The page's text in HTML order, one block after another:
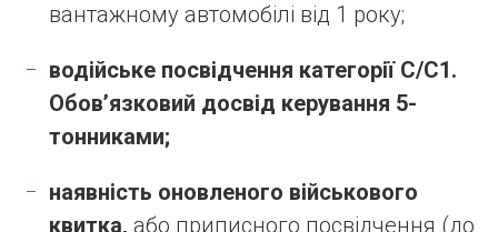
вантажному автомобілі від 1 року;
водійське посвідчення категорії С/С1.
Обов’язковий досвід керування 5-
тонниками;
наявність оновленого військового
квитка, або приписного посвідчення (до